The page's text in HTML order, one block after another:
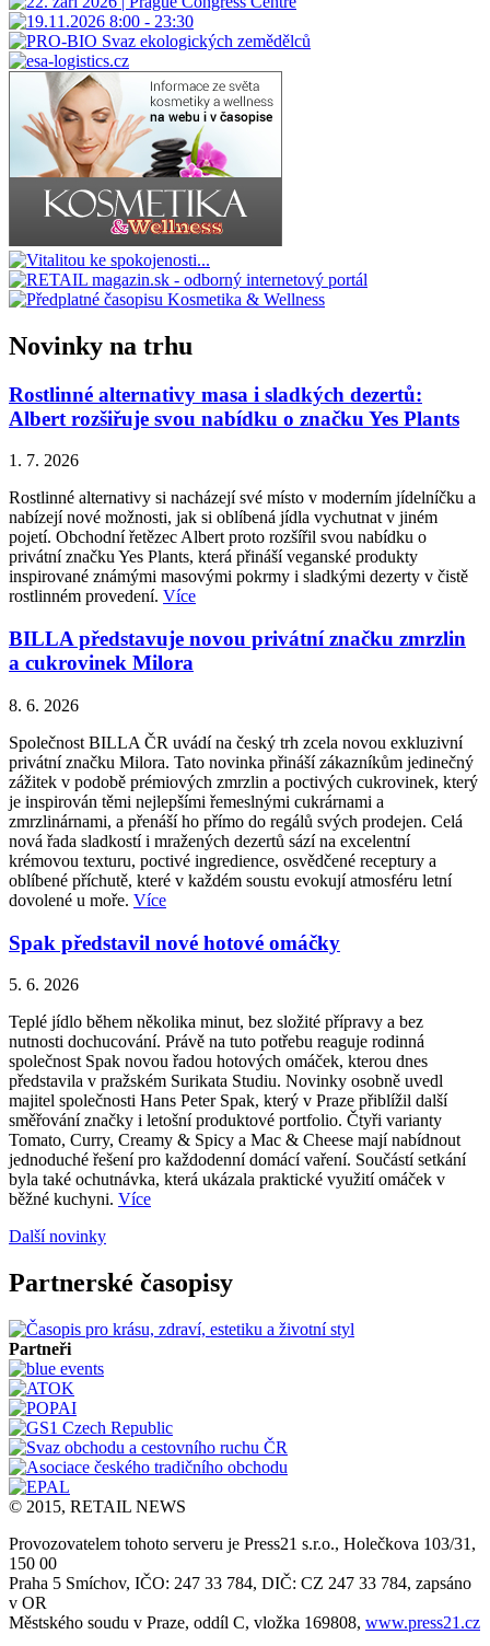
Novinky na trhu
Rostlinné alternativy masa i sladkých dezertů:
Albert rozšiřuje svou nabídku o značku Yes Plants
1. 7. 2026
Rostlinné alternativy si nacházejí své místo v moderním jídelníčku a
nabízejí nové možnosti, jak si oblíbená jídla vychutnat v jiném
pojetí. Obchodní řetězec Albert proto rozšířil svou nabídku o
privátní značku Yes Plants, která přináší veganské produkty
inspirované známými masovými pokrmy i sladkými dezerty v čistě
rostlinném provedení. Více
BILLA představuje novou privátní značku zmrzlin
a cukrovinek Milora
8. 6. 2026
Společnost BILLA ČR uvádí na český trh zcela novou exkluzivní
privátní značku Milora. Tato novinka přináší zákazníkům jedinečný
zážitek v podobě prémiových zmrzlin a poctivých cukrovinek, který
je inspirován těmi nejlepšími řemeslnými cukrárnami a
zmrzlinárnami, a přenáší ho přímo do regálů svých prodejen. Celá
nová řada sladkostí i mražených dezertů sází na excelentní
krémovou texturu, poctivé ingredience, osvědčené receptury a
oblíbené příchutě, které v každém soustu evokují atmosféru letní
dovolené u moře. Více
Spak představil nové hotové omáčky
5. 6. 2026
Teplé jídlo během několika minut, bez složité přípravy a bez
nutnosti dochucování. Právě na tuto potřebu reaguje rodinná
společnost Spak novou řadou hotových omáček, kterou dnes
představila v pražském Surikata Studiu. Novinky osobně uvedl
majitel společnosti Hans Peter Spak, který v Praze přiblížil další
směřování značky i letošní produktové portfolio. Čtyři varianty
Tomato, Curry, Creamy & Spicy a Mac & Cheese mají nabídnout
jednoduché řešení pro každodenní domácí vaření. Součástí setkání
byla také ochutnávka, která ukázala praktické využití omáček v
běžné kuchyni. Více
Další novinky
Partnerské časopisy
Partneři
© 2015, RETAIL NEWS
Provozovatelem tohoto serveru je Press21 s.r.o., Holečkova 103/31,
150 00
Praha 5 Smíchov, IČO: 247 33 784, DIČ: CZ 247 33 784, zapsáno
v OR
Městského soudu v Praze, oddíl C, vložka 169808, www.press21.cz